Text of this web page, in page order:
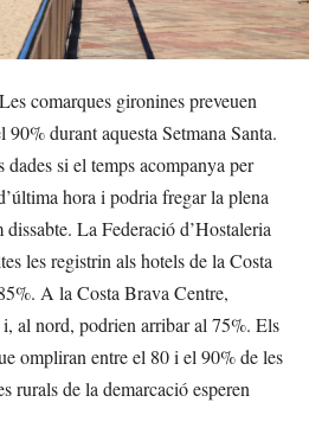
comarques gironines preveuen
durant aquesta Setmana Santa.
si el temps acompanya per
hora i podria fregar la plena
La Federació d’Hostaleria
les registrin als hotels de la Costa
A la Costa Brava Centre,
al nord, podrien arribar al 75%. Els
ompliran entre el 80 i el 90% de les
rurals de la demarcació esperen